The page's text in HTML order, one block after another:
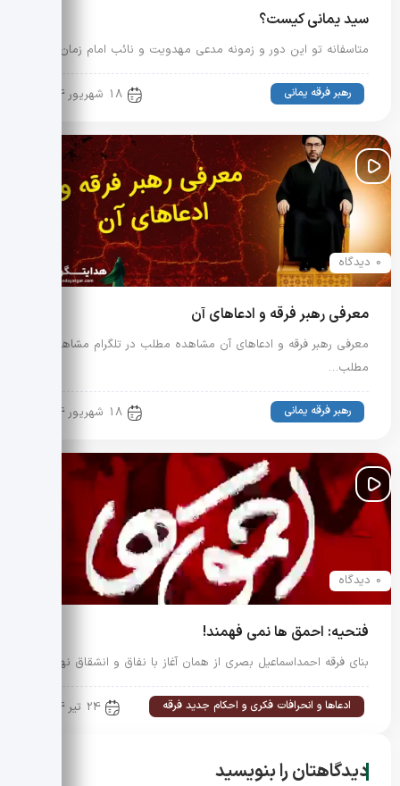
سید یمانی کیست؟
متاسفانه تو این دور و زمونه مدعی مهدویت و نائب امام زمان…
رهبر فرقه یمانی 18 شهریور 1404
0 دیدگاه
معرفی رهبر فرقه و ادعاهای آن
معرفی رهبر فرقه و ادعاهای آن مشاهده مطلب در تلگرام مشاهده
مطلب…
رهبر فرقه یمانی 18 شهریور 1404
0 دیدگاه
فتحیه: احمق ها نمی فهمند!
بنای فرقه احمد‌اسماعیل بصری از همان آغاز با نفاق و انشقاق نهاده…
ادعاها و انحرافات فکری و احکام جدید فرقه 24 تیر 1404
دیدگاهتان را بنویسید